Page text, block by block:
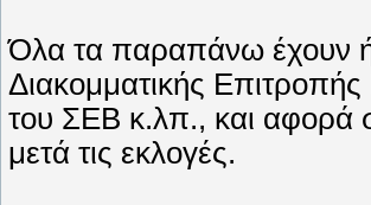
Όλα τα παραπάνω έχουν
Διακομματικής
του ΣEB κ.λπ., και αφορά
μετά τις εκλογές.